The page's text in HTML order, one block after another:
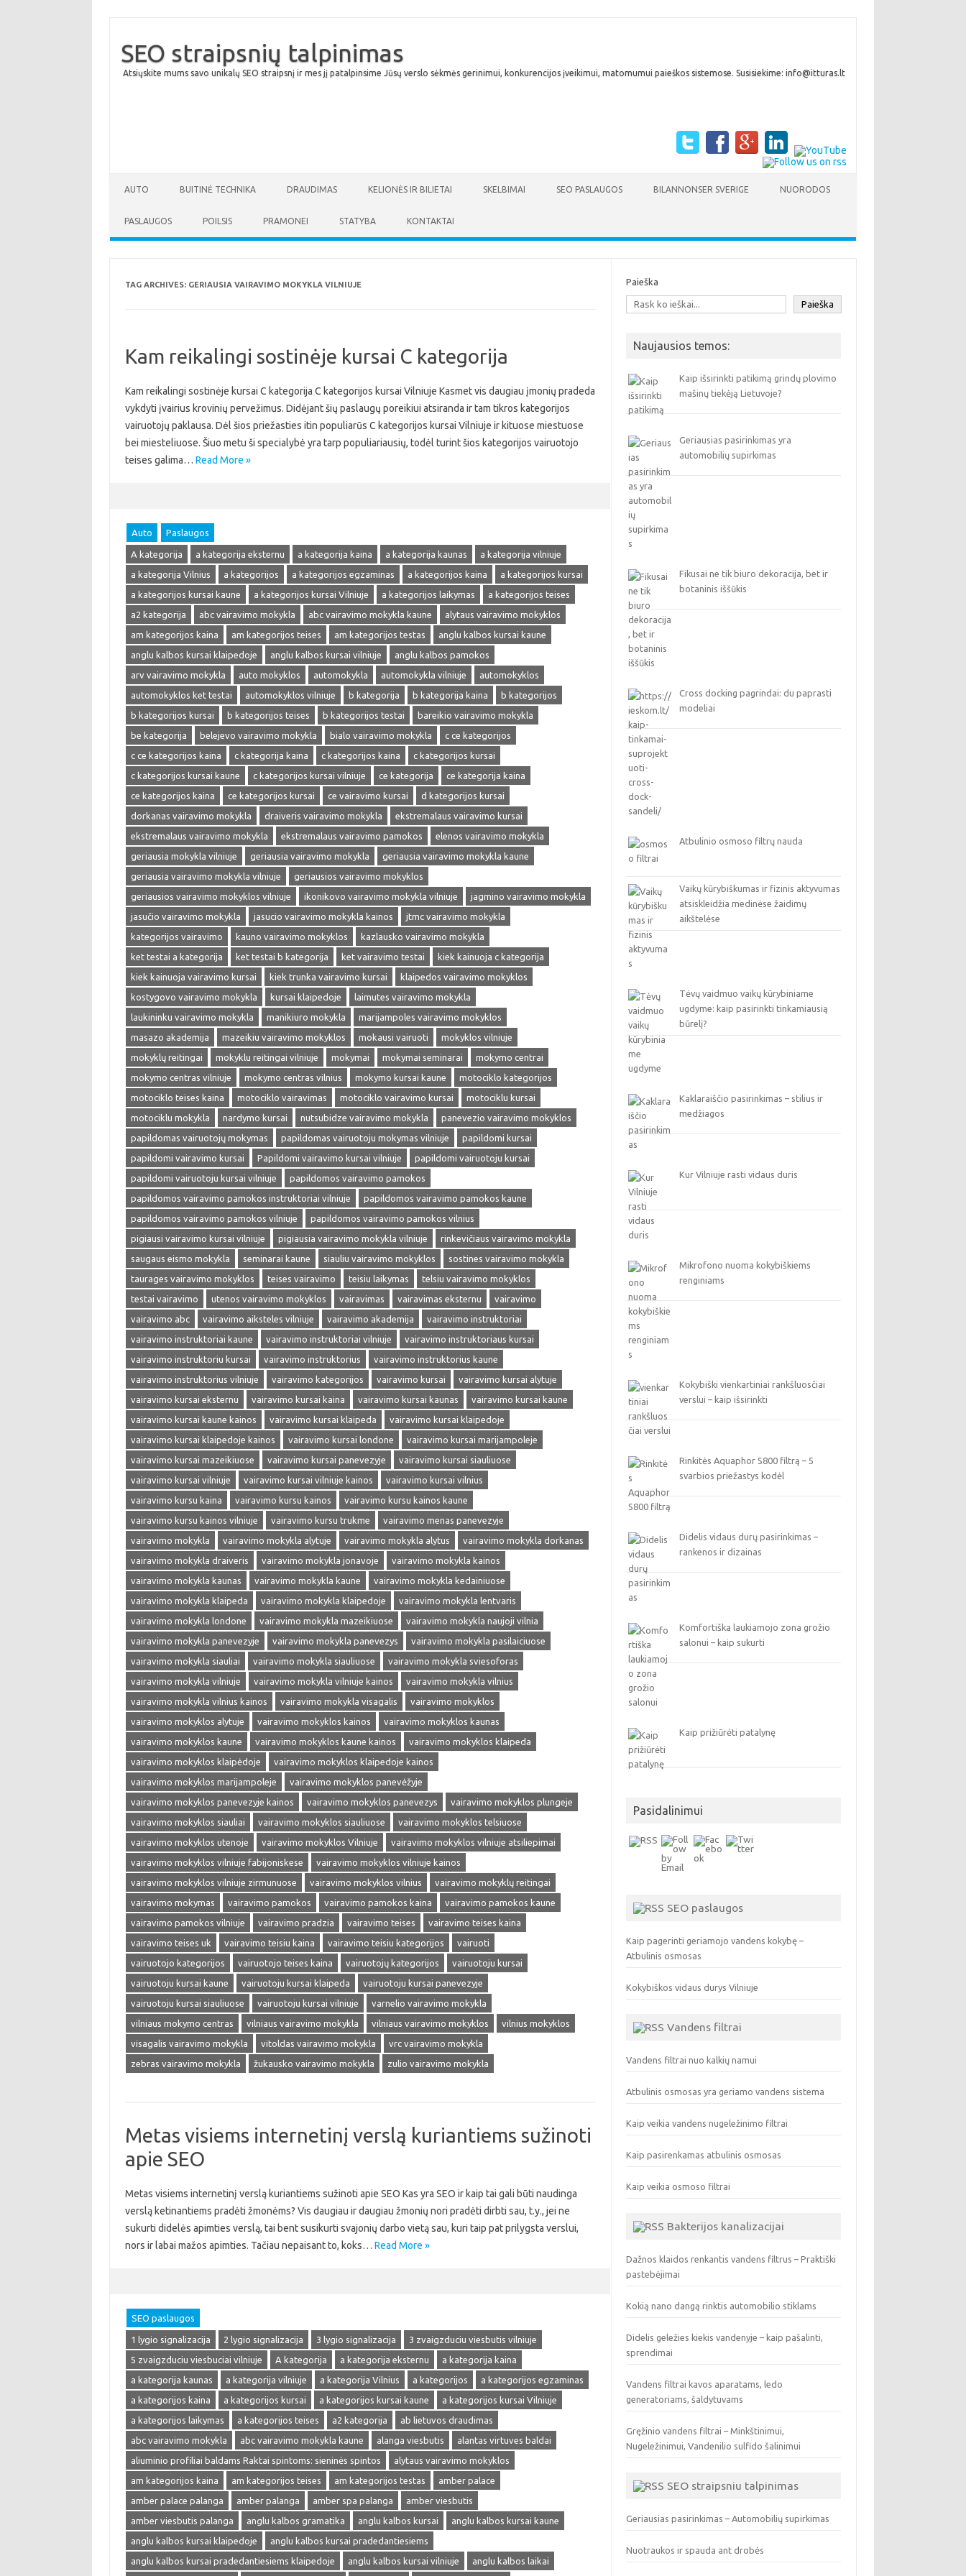
SEO straipsnių talpinimas
Atsiųskite mums savo unikalų SEO straipsnį ir mes jį patalpinsime Jūsų verslo sėkmės gerinimui, konkurencijos įveikimui, matomumui paieškos sistemose. Susisiekime: info@itturas.lt
AUTO BUITINĖ TECHNIKA DRAUDIMAS KELIONĖS IR BILIETAI SKELBIMAI SEO PASLAUGOS BILANNONSER SVERIGE NUORODOS
PASLAUGOS POILSIS PRAMONEI STATYBA KONTAKTAI
TAG ARCHIVES: GERIAUSIA VAIRAVIMO MOKYKLA VILNIUJE
Kam reikalingi sostinėje kursai C kategorija
Kam reikalingi sostinėje kursai C kategorija C kategorijos kursai Vilniuje Kasmet vis daugiau įmonių pradeda
vykdyti įvairius krovinių pervežimus. Didėjant šių paslaugų poreikiui atsiranda ir tam tikros kategorijos
vairuotojų paklausa. Dėl šios priežasties itin populiarūs C kategorijos kursai Vilniuje ir kituose miestuose
bei miesteliuose. Šiuo metu ši specialybė yra tarp populiariausių, todėl turint šios kategorijos vairuotojo
teises galima… Read More »
Auto Paslaugos
A kategorija a kategorija eksternu a kategorija kaina a kategorija kaunas
a kategorija vilniuje
a kategorija Vilnius
a kategorijos a kategorijos egzaminas a kategorijos kaina
a kategorijos kursai
a kategorijos kursai kaune
a kategorijos kursai Vilniuje a kategorijos laikymas
a kategorijos teises
a2 kategorija
abc vairavimo mokykla abc vairavimo mokykla kaune
alytaus vairavimo mokyklos
am kategorijos kaina
am kategorijos teises am kategorijos testas
anglu kalbos kursai kaune
anglu kalbos kursai klaipedoje
anglu kalbos kursai vilniuje
anglu kalbos pamokos
arv vairavimo mokykla
auto mokyklos automokykla automokykla vilniuje
automokyklos
automokyklos ket testai
automokyklos vilniuje b kategorija b kategorija kaina
b kategorijos
b kategorijos kursai
b kategorijos teises b kategorijos testai
bareikio vairavimo mokykla
be kategorija
belejevo vairavimo mokykla bialo vairavimo mokykla
c ce kategorijos
c ce kategorijos kaina
c kategorija kaina c kategorijos kaina
c kategorijos kursai
c kategorijos kursai kaune
c kategorijos kursai vilniuje ce kategorija
ce kategorija kaina
ce kategorijos kaina
ce kategorijos kursai ce vairavimo kursai
d kategorijos kursai
dorkanas vairavimo mokykla
draiveris vairavimo mokykla
ekstremalaus vairavimo kursai
ekstremalaus vairavimo mokykla
ekstremalaus vairavimo pamokos
elenos vairavimo mokykla
geriausia mokykla vilniuje
geriausia vairavimo mokykla
geriausia vairavimo mokykla kaune
geriausia vairavimo mokykla vilniuje
geriausios vairavimo mokyklos
geriausios vairavimo mokyklos vilniuje
ikonikovo vairavimo mokykla vilniuje
jagmino vairavimo mokykla
jasučio vairavimo mokykla
jasucio vairavimo mokykla kainos
jtmc vairavimo mokykla
kategorijos vairavimo
kauno vairavimo mokyklos
kazlausko vairavimo mokykla
ket testai a kategorija
ket testai b kategorija ket vairavimo testai
kiek kainuoja c kategorija
kiek kainuoja vairavimo kursai
kiek trunka vairavimo kursai
klaipedos vairavimo mokyklos
kostygovo vairavimo mokykla
kursai klaipedoje
laimutes vairavimo mokykla
laukininku vairavimo mokykla
manikiuro mokykla
marijampoles vairavimo mokyklos
masazo akademija
mazeikiu vairavimo mokyklos mokausi vairuoti
mokyklos vilniuje
mokyklų reitingai
mokyklu reitingai vilniuje mokymai mokymai seminarai
mokymo centrai
mokymo centras vilniuje
mokymo centras vilnius mokymo kursai kaune
motociklo kategorijos
motociklo teises kaina
motociklo vairavimas motociklo vairavimo kursai
motociklu kursai
motociklu mokykla
nardymo kursai nutsubidze vairavimo mokykla
panevezio vairavimo mokyklos
papildomas vairuotojų mokymas
papildomas vairuotoju mokymas vilniuje
papildomi kursai
papildomi vairavimo kursai
Papildomi vairavimo kursai vilniuje
papildomi vairuotoju kursai
papildomi vairuotoju kursai vilniuje
papildomos vairavimo pamokos
papildomos vairavimo pamokos instruktoriai vilniuje
papildomos vairavimo pamokos kaune
papildomos vairavimo pamokos vilniuje
papildomos vairavimo pamokos vilnius
pigiausi vairavimo kursai vilniuje
pigiausia vairavimo mokykla vilniuje
rinkevičiaus vairavimo mokykla
saugaus eismo mokykla
seminarai kaune siauliu vairavimo mokyklos
sostines vairavimo mokykla
taurages vairavimo mokyklos
teises vairavimo teisiu laikymas
telsiu vairavimo mokyklos
testai vairavimo
utenos vairavimo mokyklos vairavimas vairavimas eksternu
vairavimo
vairavimo abc
vairavimo aiksteles vilniuje vairavimo akademija
vairavimo instruktoriai
vairavimo instruktoriai kaune
vairavimo instruktoriai vilniuje
vairavimo instruktoriaus kursai
vairavimo instruktoriu kursai
vairavimo instruktorius
vairavimo instruktorius kaune
vairavimo instruktorius vilniuje
vairavimo kategorijos vairavimo kursai
vairavimo kursai alytuje
vairavimo kursai eksternu
vairavimo kursai kaina vairavimo kursai kaunas
vairavimo kursai kaune
vairavimo kursai kaune kainos
vairavimo kursai klaipeda
vairavimo kursai klaipedoje
vairavimo kursai klaipedoje kainos
vairavimo kursai londone
vairavimo kursai marijampoleje
vairavimo kursai mazeikiuose
vairavimo kursai panevezyje
vairavimo kursai siauliuose
vairavimo kursai vilniuje
vairavimo kursai vilniuje kainos
vairavimo kursai vilnius
vairavimo kursu kaina
vairavimo kursu kainos
vairavimo kursu kainos kaune
vairavimo kursu kainos vilniuje
vairavimo kursu trukme
vairavimo menas panevezyje
vairavimo mokykla
vairavimo mokykla alytuje vairavimo mokykla alytus
vairavimo mokykla dorkanas
vairavimo mokykla draiveris
vairavimo mokykla jonavoje
vairavimo mokykla kainos
vairavimo mokykla kaunas
vairavimo mokykla kaune
vairavimo mokykla kedainiuose
vairavimo mokykla klaipeda
vairavimo mokykla klaipedoje
vairavimo mokykla lentvaris
vairavimo mokykla londone
vairavimo mokykla mazeikiuose
vairavimo mokykla naujoji vilnia
vairavimo mokykla panevezyje
vairavimo mokykla panevezys
vairavimo mokykla pasilaiciuose
vairavimo mokykla siauliai
vairavimo mokykla siauliuose
vairavimo mokykla sviesoforas
vairavimo mokykla vilniuje
vairavimo mokykla vilniuje kainos
vairavimo mokykla vilnius
vairavimo mokykla vilnius kainos
vairavimo mokykla visagalis
vairavimo mokyklos
vairavimo mokyklos alytuje
vairavimo mokyklos kainos
vairavimo mokyklos kaunas
vairavimo mokyklos kaune
vairavimo mokyklos kaune kainos
vairavimo mokyklos klaipeda
vairavimo mokyklos klaipėdoje
vairavimo mokyklos klaipedoje kainos
vairavimo mokyklos marijampoleje
vairavimo mokyklos panevėžyje
vairavimo mokyklos panevezyje kainos
vairavimo mokyklos panevezys
vairavimo mokyklos plungeje
vairavimo mokyklos siauliai
vairavimo mokyklos siauliuose
vairavimo mokyklos telsiuose
vairavimo mokyklos utenoje
vairavimo mokyklos Vilniuje
vairavimo mokyklos vilniuje atsiliepimai
vairavimo mokyklos vilniuje fabijoniskese
vairavimo mokyklos vilniuje kainos
vairavimo mokyklos vilniuje zirmunuose
vairavimo mokyklos vilnius
vairavimo mokyklų reitingai
vairavimo mokymas
vairavimo pamokos vairavimo pamokos kaina
vairavimo pamokos kaune
vairavimo pamokos vilniuje
vairavimo pradzia vairavimo teises
vairavimo teises kaina
vairavimo teises uk
vairavimo teisiu kaina vairavimo teisiu kategorijos
vairuoti
vairuotojo kategorijos
vairuotojo teises kaina vairuotojų kategorijos
vairuotoju kursai
vairuotoju kursai kaune
vairuotoju kursai klaipeda
vairuotoju kursai panevezyje
vairuotoju kursai siauliuose
vairuotoju kursai vilniuje
varnelio vairavimo mokykla
vilniaus mokymo centras
vilniaus vairavimo mokykla vilniaus vairavimo mokyklos
vilnius mokyklos
visagalis vairavimo mokykla
vitoldas vairavimo mokykla
vrc vairavimo mokykla
zebras vairavimo mokykla
žukausko vairavimo mokykla zulio vairavimo mokykla
Metas visiems internetinį verslą kuriantiems sužinoti
apie SEO
Metas visiems internetinį verslą kuriantiems sužinoti apie SEO Kas yra SEO ir kaip tai gali būti naudinga
verslą ketinantiems pradėti žmonėms? Vis daugiau ir daugiau žmonių nori pradėti dirbti sau, t.y., jei ne
sukurti didelės apimties verslą, tai bent susikurti svajonių darbo vietą sau, kuri taip pat prilygsta verslui,
nors ir labai mažos apimties. Tačiau nepaisant to, koks… Read More »
SEO paslaugos
1 lygio signalizacija 2 lygio signalizacija 3 lygio signalizacija
3 zvaigzduciu viesbutis vilniuje
5 zvaigzduciu viesbuciai vilniuje
A kategorija a kategorija eksternu
a kategorija kaina
a kategorija kaunas
a kategorija vilniuje a kategorija Vilnius a kategorijos
a kategorijos egzaminas
a kategorijos kaina
a kategorijos kursai a kategorijos kursai kaune
a kategorijos kursai Vilniuje
a kategorijos laikymas
a kategorijos teises a2 kategorija
ab lietuvos draudimas
abc vairavimo mokykla
abc vairavimo mokykla kaune alanga viesbutis
alantas virtuves baldai
aliuminio profiliai baldams Raktai spintoms: sieninės spintos
alytaus vairavimo mokyklos
am kategorijos kaina
am kategorijos teises am kategorijos testas
amber palace
amber palace palanga
amber palanga amber spa palanga
amber viesbutis
amber viesbutis palanga
anglu kalbos gramatika anglu kalbos kursai
anglu kalbos kursai kaune
anglu kalbos kursai klaipedoje
anglu kalbos kursai pradedantiesiems
anglu kalbos kursai pradedantiesiems klaipedoje
anglu kalbos kursai vilniuje anglu kalbos laikai
Paieška
Paieška
Naujausios temos:
Kaip išsirinkti patikimą grindų plovimo
mašinų tiekėją Lietuvoje?
Geriausias pasirinkimas yra
automobilių supirkimas
Fikusai ne tik biuro dekoracija, bet ir
botaninis iššūkis
Cross docking pagrindai: du paprasti
modeliai
Atbulinio osmoso filtrų nauda
Vaikų kūrybiškumas ir fizinis aktyvumas
atsiskleidžia medinėse žaidimų
aikštelėse
Tėvų vaidmuo vaikų kūrybiniame
ugdyme: kaip pasirinkti tinkamiausią
būrelį?
Kaklaraiščio pasirinkimas – stilius ir
medžiagos
Kur Vilniuje rasti vidaus duris
Mikrofono nuoma kokybiškiems
renginiams
Kokybiški vienkartiniai rankšluosčiai
verslui – kaip išsirinkti
Rinkitės Aquaphor S800 filtrą – 5
svarbios priežastys kodėl
Didelis vidaus durų pasirinkimas –
rankenos ir dizainas
Komfortiška laukiamojo zona grožio
salonui – kaip sukurti
Kaip prižiūrėti patalynę
Pasidalinimui
SEO paslaugos
Kaip pagerinti geriamojo vandens kokybę –
Atbulinis osmosas
Kokybiškos vidaus durys Vilniuje
Vandens filtrai
Vandens filtrai nuo kalkių namui
Atbulinis osmosas yra geriamo vandens sistema
Kaip veikia vandens nugeležinimo filtrai
Kaip pasirenkamas atbulinis osmosas
Kaip veikia osmoso filtrai
Bakterijos kanalizacijai
Dažnos klaidos renkantis vandens filtrus – Praktiški
pastebėjimai
Kokią nano dangą rinktis automobilio stiklams
Didelis geležies kiekis vandenyje – kaip pašalinti,
sprendimai
Vandens filtrai kavos aparatams, ledo
generatoriams, šaldytuvams
Gręžinio vandens filtrai – Minkštinimui,
Nugeležinimui, Vandenilio sulfido šalinimui
SEO straipsniu talpinimas
Geriausias pasirinkimas – Automobilių supirkimas
Nuotraukos ir spauda ant drobės